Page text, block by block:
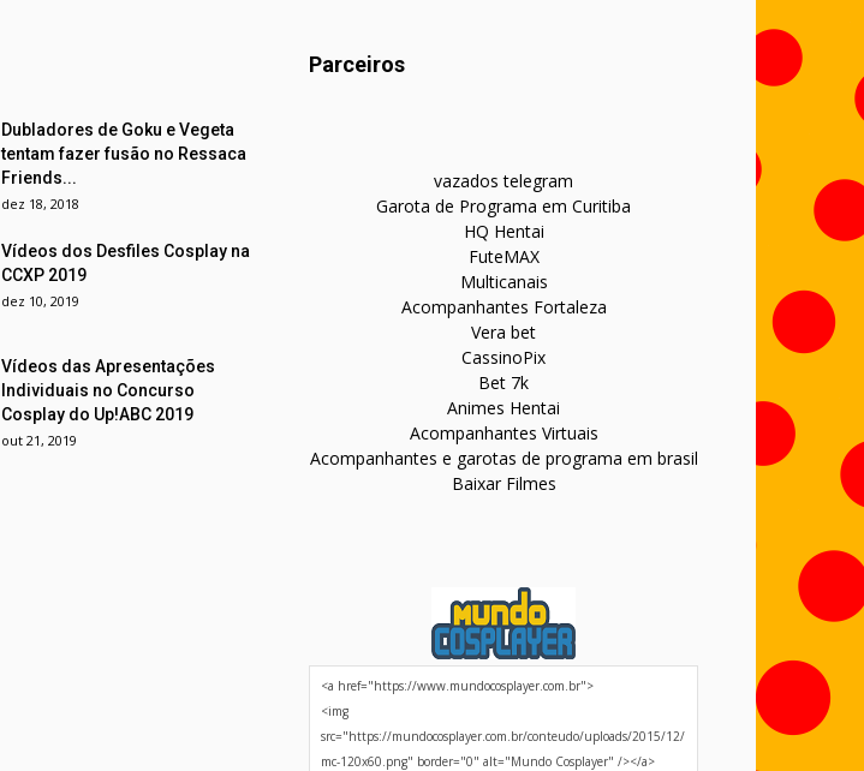
Dubladores de Goku e Vegeta
tentam fazer fusão no Ressaca
Friends...
dez 18, 2018
Vídeos dos Desfiles Cosplay na
CCXP 2019
dez 10, 2019
Vídeos das Apresentações
Individuais no Concurso
Cosplay do Up!ABC 2019
out 21, 2019
Parceiros
vazados telegram
Garota de Programa em Curitiba
HQ Hentai
FuteMAX
Multicanais
Acompanhantes Fortaleza
Vera bet
CassinoPix
Bet 7k
Animes Hentai
Acompanhantes Virtuais
Acompanhantes e garotas de programa em brasil
Baixar Filmes